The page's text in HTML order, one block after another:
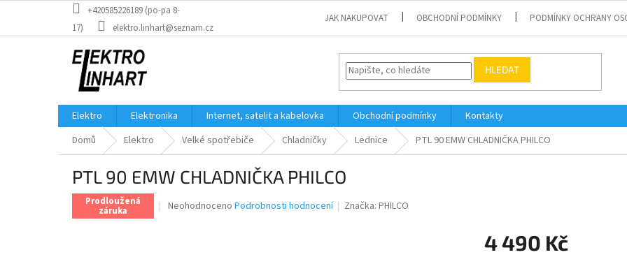
obsah
+420585226189 (po-pa 8-
17)
elektro.linhart@seznam.cz
JAK NAKUPOVAT OBCHODNÍ PODMÍNKY PODMÍNKY OCHRANY
HLEDAT
Elektro Elektronika Internet, satelit a kabelovka Obchodní podmínky
Kontakty
Domů
Elektro Velké spotřebiče Chladničky Lednice PTL 90 EMW CHLADNIČKA PHILCO
PTL 90 EMW CHLADNIČKA PHILCO
Prodloužená
záruka
Průměrné
Neohodnoceno Podrobnosti hodnocení Značka:PHILCO
4 490 Kč